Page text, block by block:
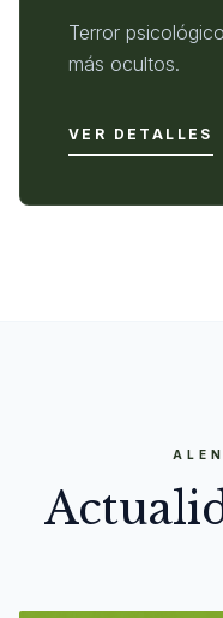
Terror
más ocultos.
VER DETALLES